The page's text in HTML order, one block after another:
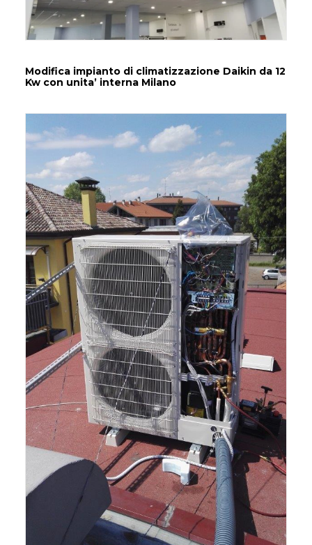
Modifica impianto di climatizzazione Daikin da 12
Kw con unita’ interna Milano